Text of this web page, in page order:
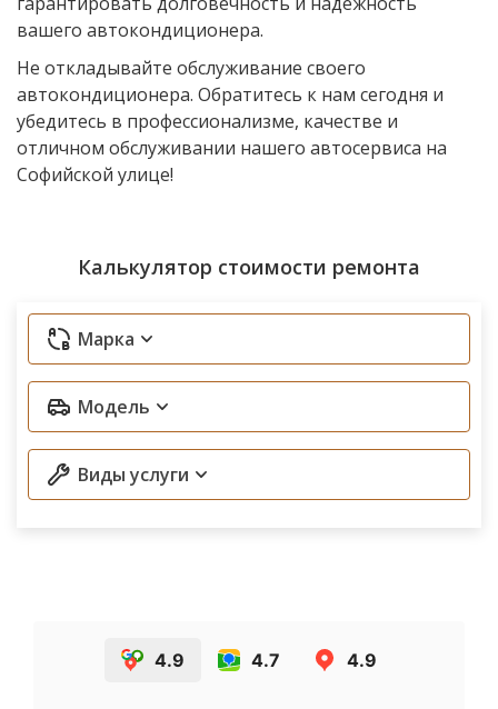
вашего автокондиционера.
Не откладывайте обслуживание своего
автокондиционера. Обратитесь к нам сегодня и
убедитесь в профессионализме, качестве и
отличном обслуживании нашего автосервиса на
Софийской улице!
Калькулятор стоимости ремонта
Марка
Модель
Виды услуги
4.9 4.7 4.9